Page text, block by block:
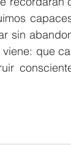
sin
que